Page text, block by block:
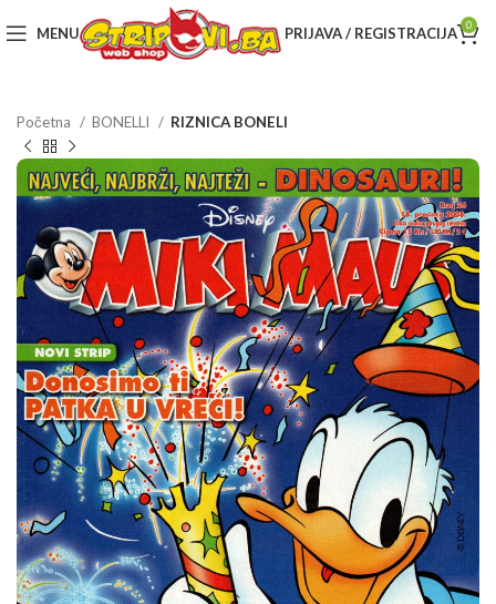
MENU PRIJAVA / REGISTRACIJA 0
Početna BONELLI RIZNICA BONELI